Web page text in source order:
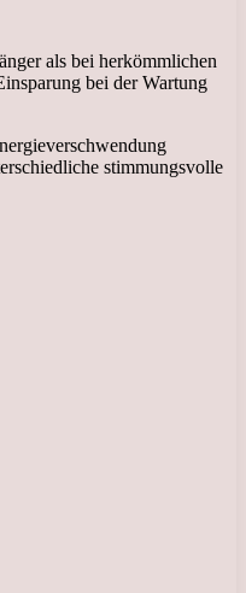
als bei herkömmlichen
bei der Wartung
stimmungsvolle